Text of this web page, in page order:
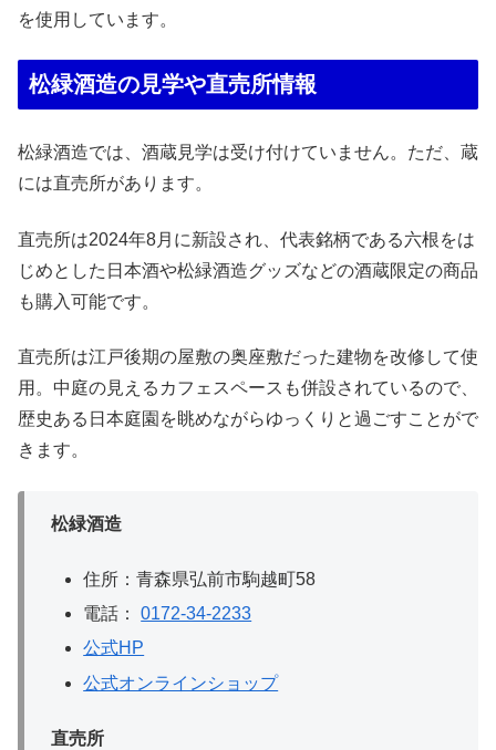
を使用しています。
松緑酒造の見学や直売所情報
松緑酒造では、酒蔵見学は受け付けていません。ただ、蔵
には直売所があります。
直売所は2024年8月に新設され、代表銘柄である六根をは
じめとした日本酒や松緑酒造グッズなどの酒蔵限定の商品
も購入可能です。
直売所は江戸後期の屋敷の奥座敷だった建物を改修して使
用。中庭の見えるカフェスペースも併設されているので、
歴史ある日本庭園を眺めながらゆっくりと過ごすことがで
きます。
松緑酒造
住所：青森県弘前市駒越町58
電話：0172-34-2233
公式HP
公式オンラインショップ
直売所